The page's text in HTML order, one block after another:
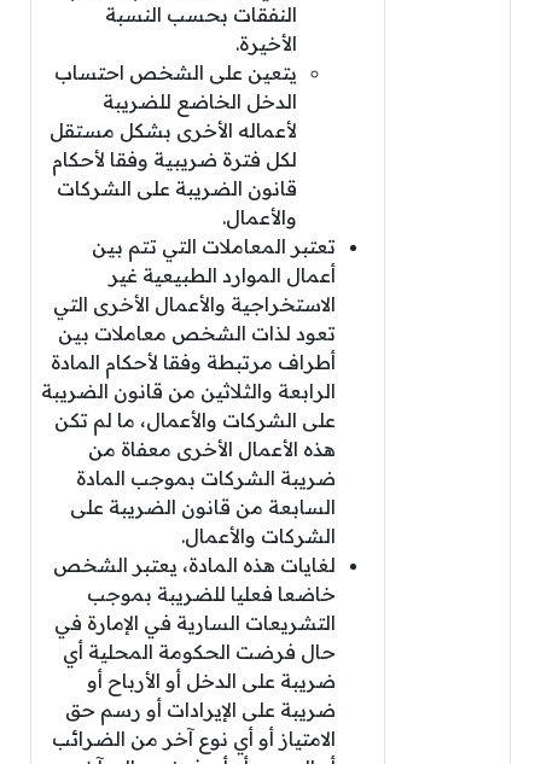
النفقات بحسب النسبة
الأخيرة.
يتعين على الشخص احتساب
الدخل الخاضع للضريبة
لأعماله الأخرى بشكل مستقل
لكل فترة ضريبية وفقا لأحكام
قانون الضريبة على الشركات
والأعمال.
تعتبر المعاملات التي تتم بين
أعمال الموارد الطبيعية غير
الاستخراجية والأعمال الأخرى التي
تعود لذات الشخص معاملات بين
أطراف مرتبطة وفقا لأحكام المادة
الرابعة والثلاثين من قانون الضريبة
على الشركات والأعمال، ما لم تكن
هذه الأعمال الأخرى معفاة من
ضريبة الشركات بموجب المادة
السابعة من قانون الضريبة على
الشركات والأعمال.
لغايات هذه المادة، يعتبر الشخص
خاضعا فعليا للضريبة بموجب
التشريعات السارية في الإمارة في
حال فرضت الحكومة المحلية أي
ضريبة على الدخل أو الأرباح أو
ضريبة على الإيرادات أو رسم حق
الامتياز أو أي نوع آخر من الضرائب